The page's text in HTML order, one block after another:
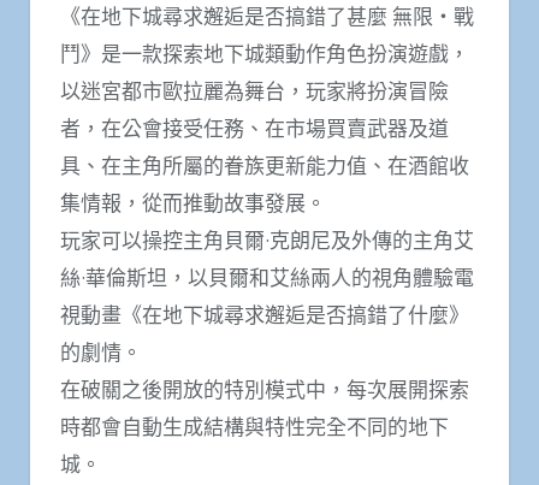
《在地下城尋求邂逅是否搞錯了甚麼 無限‧戰
鬥》是一款探索地下城類動作角色扮演遊戲，
以迷宮都市歐拉麗為舞台，玩家將扮演冒險
者，在公會接受任務、在市場買賣武器及道
具、在主角所屬的眷族更新能力值、在酒館收
集情報，從而推動故事發展。
玩家可以操控主角貝爾·克朗尼及外傳的主角艾
絲·華倫斯坦，以貝爾和艾絲兩人的視角體驗電
視動畫《在地下城尋求邂逅是否搞錯了什麼》
的劇情。
在破關之後開放的特別模式中，每次展開探索
時都會自動生成結構與特性完全不同的地下
城。